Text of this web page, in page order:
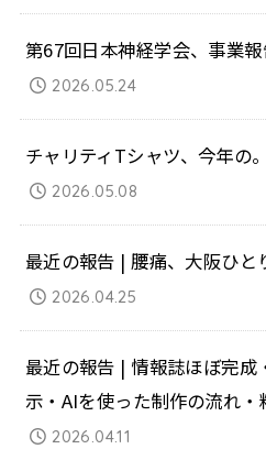
第67回日本神経学会、事業
2026.05.24
チャリティTシャツ、今年の。
2026.05.08
最近の報告 | 腰痛、大阪ひと
2026.04.25
最近の報告 | 情報誌ほぼ完成
示・AIを使った制作の流れ・
2026.04.11